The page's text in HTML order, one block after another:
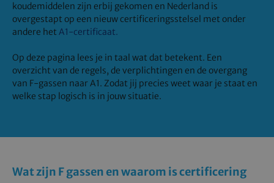
koudemiddelen zijn erbij gekomen en Nederland is
overgestapt op een nieuw certificeringsstelsel met onder
andere hetA1-certificaat.
Op deze pagina lees je in taal wat dat betekent. Een
overzicht van de regels, de verplichtingen en de overgang
van F‑gassen naar A1. Zodat jij precies weet waar je staat en
welke stap logisch is in jouw situatie.
Wat zijn F gassen en waarom is certificering